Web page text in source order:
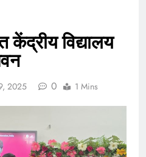
केंद्रीय विद्यालय
2025 0 1 Mins